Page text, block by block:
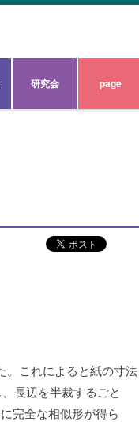
研究会 page
。これによると紙の寸法
長辺を半裁するごと
完全な相似形が得ら